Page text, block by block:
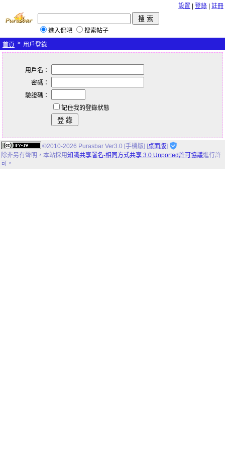
設置 登錄 註冊
進入侃吧
搜索帖子
首頁 > 用戶登錄
用戶名：
密碼：
驗證碼：
記住我的登錄狀態
©2010-2026 Purasbar Ver3.0 [手機版] [桌面版]
除非另有聲明， 本站採用知識共享署名-相同方式共享 3.0 Unported許可協議進行許
可。